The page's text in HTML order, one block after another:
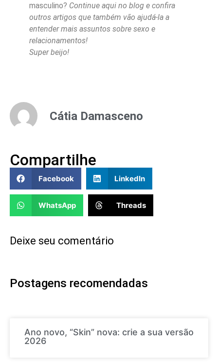
masculino? Continue aqui no blog e confira
outros artigos que também vão ajudá-la a
entender mais assuntos sobre sexo e
relacionamentos!
Super beijo!
Cátia Damasceno
Compartilhe
Facebook LinkedIn
WhatsApp Threads
Deixe seu comentário
Postagens recomendadas
Ano novo, “Skin” nova: crie a sua versão
2026